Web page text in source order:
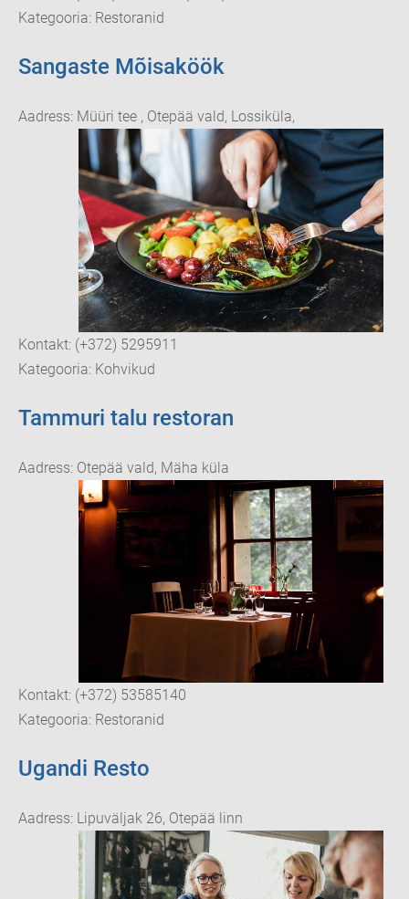
Kategooria: Restoranid
Sangaste Mõisaköök
Aadress: Müüri tee , Otepää vald, Lossiküla,
Kontakt: (+372) 5295911
Kategooria: Kohvikud
Tammuri talu restoran
Aadress: Otepää vald, Mäha küla
Kontakt: (+372) 53585140
Kategooria: Restoranid
Ugandi Resto
Aadress: Lipuväljak 26, Otepää linn